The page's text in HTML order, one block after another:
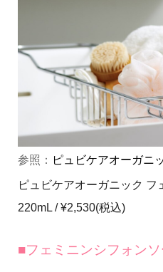
参照： ピュビケアオーガニ
ピュビケアオーガニック
220mL / ¥2,530(税込)
■フェミニンシフォン